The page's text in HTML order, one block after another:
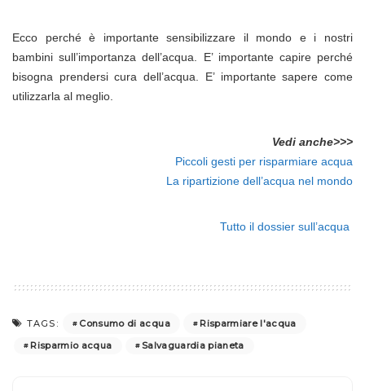
Ecco perché è importante sensibilizzare il mondo e i nostri
bambini sull’importanza dell’acqua. E’ importante capire perché
bisogna prendersi cura dell’acqua. E’ importante sapere come
utilizzarla al meglio.
Vedi anche>>>
Piccoli gesti per risparmiare acqua
La ripartizione dell’acqua nel mondo
Tutto il dossier sull’acqua
TAGS: Consumo di acqua
Risparmiare l'acqua
Risparmio acqua
Salvaguardia pianeta